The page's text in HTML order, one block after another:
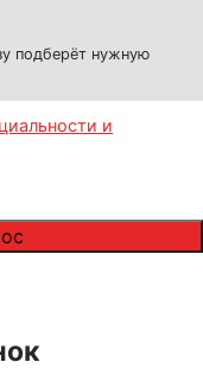
подберёт нужную
и